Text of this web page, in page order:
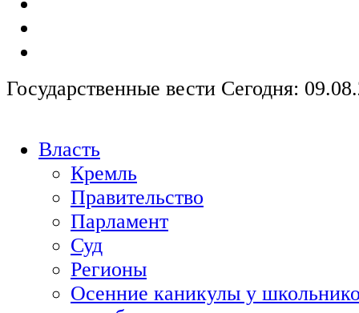
Государственные вести Сегодня:
Власть
Кремль
Правительство
Парламент
Суд
Регионы
Осенние каникулы у